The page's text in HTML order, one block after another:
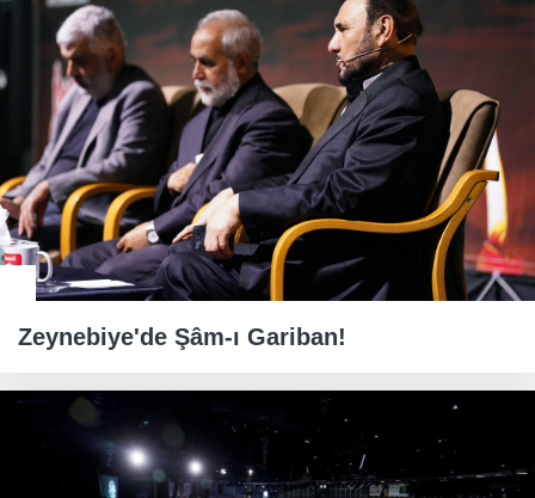
Zeynebiye'de Şâm-ı Gariban!